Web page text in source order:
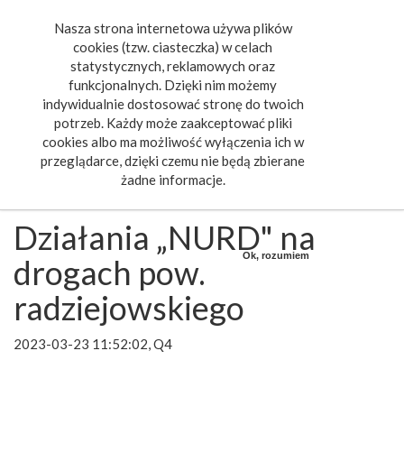
Nasza strona internetowa używa plików
cookies (tzw. ciasteczka) w celach
statystycznych, reklamowych oraz
funkcjonalnych. Dzięki nim możemy
indywidualnie dostosować stronę do twoich
potrzeb. Każdy może zaakceptować pliki
cookies albo ma możliwość wyłączenia ich w
przeglądarce, dzięki czemu nie będą zbierane
żadne informacje.
Ok, rozumiem
Działania „NURD" na
drogach pow.
radziejowskiego
2023-03-23 11:52:02, Q4